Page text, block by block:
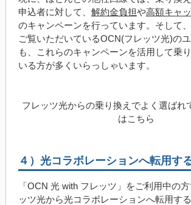
申込者に対して、 解約金負担や高額キャ
のキャンペーンを行っています。そして
ご覧いただいているOCN(フレッツ光)の
も、これらのキャンペーンを活用して乗
いる方が多くいらっしゃいます。
フレッツ光からの乗り換えでよく選ばれ
はこちら
４）光コラボレーションへ転用す
「OCN 光 with フレッツ」をご利用中の
ッツ光から光コラボレーションへ転用す